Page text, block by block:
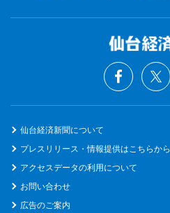
仙台経済新聞について
プレスリリース・情報提供はこちらから
アクセスデータの利用について
お問い合わせ
広告のご案内